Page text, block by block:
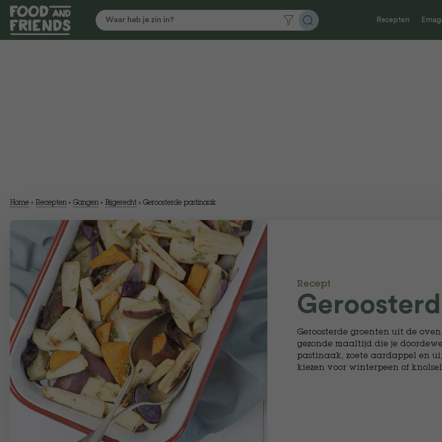
Recepten
Home » Recepten » Gangen » Bijgerecht » ​Geroosterde pastinaak
Recept
Geroosterde groenten uit de
gezonde maaltijd die je
pastinaak, zoete aardappel en
kiezen voor winterpeen of